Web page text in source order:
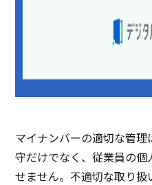
推奨環境 PCブラウザ
マイナンバーの適切な管
守だけでなく、従業員の
せません。不適切な取り